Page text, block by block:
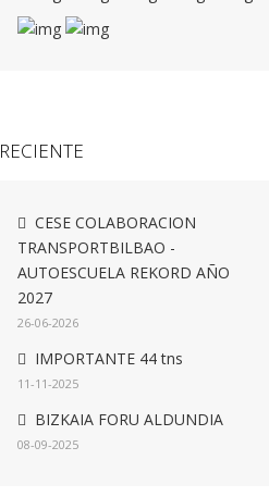
RECIENTE
CESE COLABORACION
TRANSPORTBILBAO -
AUTOESCUELA REKORD AÑO
2027
26-06-2026
IMPORTANTE 44 tns
11-11-2025
BIZKAIA FORU ALDUNDIA
08-09-2025